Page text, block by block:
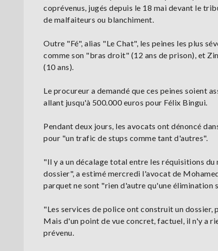
coprévenus, jugés depuis le 18 mai devant le
de malfaiteurs ou blanchiment.
Outre "Fé", alias "Le Chat", les peines les plus
comme son "bras droit" (12 ans de prison), et
(10 ans).
Le procureur a demandé que ces peines soient
allant jusqu'à 500.000 euros pour Félix Bingui.
Pendant deux jours, les avocats ont dénoncé
pour "un trafic de stups comme tant d'autres".
"Il y a un décalage total entre les réquisitions
dossier", a estimé mercredi l'avocat de
parquet ne sont "rien d'autre qu'une élimination
"Les services de police ont construit un dossier,
Mais d'un point de vue concret, factuel, il n'y a
prévenu.